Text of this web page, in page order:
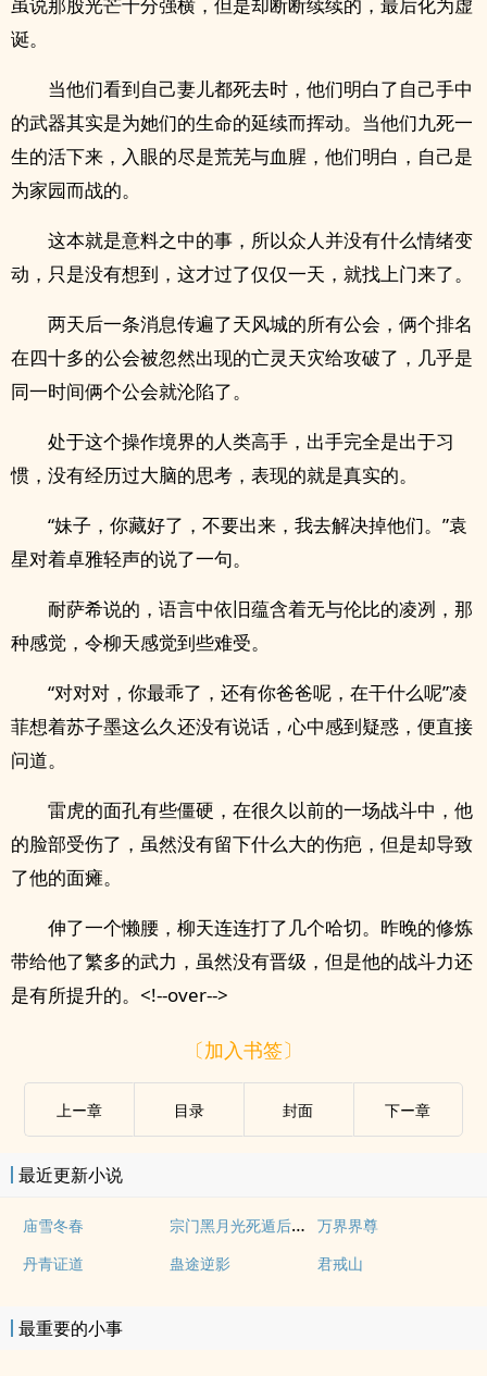
诞。
当他们看到自己妻儿都死去时，他们明白了自己手中
的武器其实是为她们的生命的延续而挥动。当他们九死一
生的活下来，入眼的尽是荒芜与血腥，他们明白，自己是
为家园而战的。
这本就是意料之中的事，所以众人并没有什么情绪变
动，只是没有想到，这才过了仅仅一天，就找上门来了。
两天后一条消息传遍了天风城的所有公会，俩个排名
在四十多的公会被忽然出现的亡灵天灾给攻破了，几乎是
同一时间俩个公会就沦陷了。
处于这个操作境界的人类高手，出手完全是出于习
惯，没有经历过大脑的思考，表现的就是真实的。
“妹子，你藏好了，不要出来，我去解决掉他们。”袁
星对着卓雅轻声的说了一句。
耐萨希说的，语言中依旧蕴含着无与伦比的凌冽，那
种感觉，令柳天感觉到些难受。
“对对对，你最乖了，还有你爸爸呢，在干什么呢”凌
菲想着苏子墨这么久还没有说话，心中感到疑惑，便直接
问道。
雷虎的面孔有些僵硬，在很久以前的一场战斗中，他
的脸部受伤了，虽然没有留下什么大的伤疤，但是却导致
了他的面瘫。
伸了一个懒腰，柳天连连打了几个哈切。昨晚的修炼
带给他了繁多的武力，虽然没有晋级，但是他的战斗力还
是有所提升的。<!--over-->
〔加入书签〕
上ー章 目录 封面 下ー章
最近更新小说
庙雪冬春 宗门黑月光死遁后，师弟们不活了
万界界尊
丹青证道
蛊途逆影 君戒山
最重要的小事